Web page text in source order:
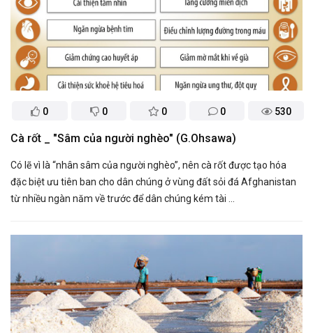
0 0 0 0 530
​Cà rốt _ "Sâm của người nghèo" (G.Ohsawa)
Có lẽ vì là “nhân sâm của người nghèo”, nên cà rốt được tạo hóa
đặc biệt ưu tiên ban cho dân chúng ở vùng đất sỏi đá Afghanistan
từ nhiều ngàn năm về trước để dân chúng kém tài ...